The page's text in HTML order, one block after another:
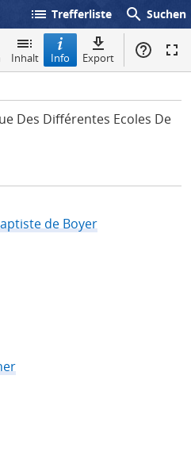
list Trefferliste search Suchen
Inhalt Info Export
Des Différentes Ecoles De
de Boyer